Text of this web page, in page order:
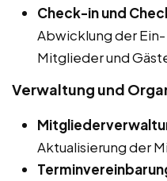
Check-in und
Abwicklung der
Mitglieder und
Verwaltung und
Aktualisierung der